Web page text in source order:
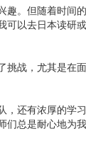
趣。但随着时间
以去日本读研或
挑战，尤其是在
，还有浓厚的学
们总是耐心地为